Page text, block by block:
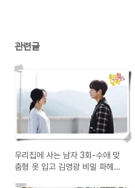
관련글
우리집에 사는 남자 3회-수애 맞
춤형 옷 입고 김영광 비밀 파헤친